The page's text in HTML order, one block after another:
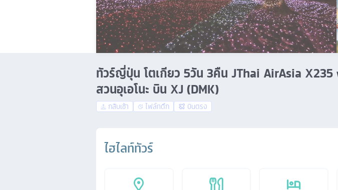
ทัวร์ญี่ปุ่น โตเกียว 5วัน 3คืน JThai AirAsia X235
สวนอุเอโนะ บิน XJ (DMK)
กลับเช้า ไฟล์ทดึก บินตรง
ไฮไลท์ทัวร์